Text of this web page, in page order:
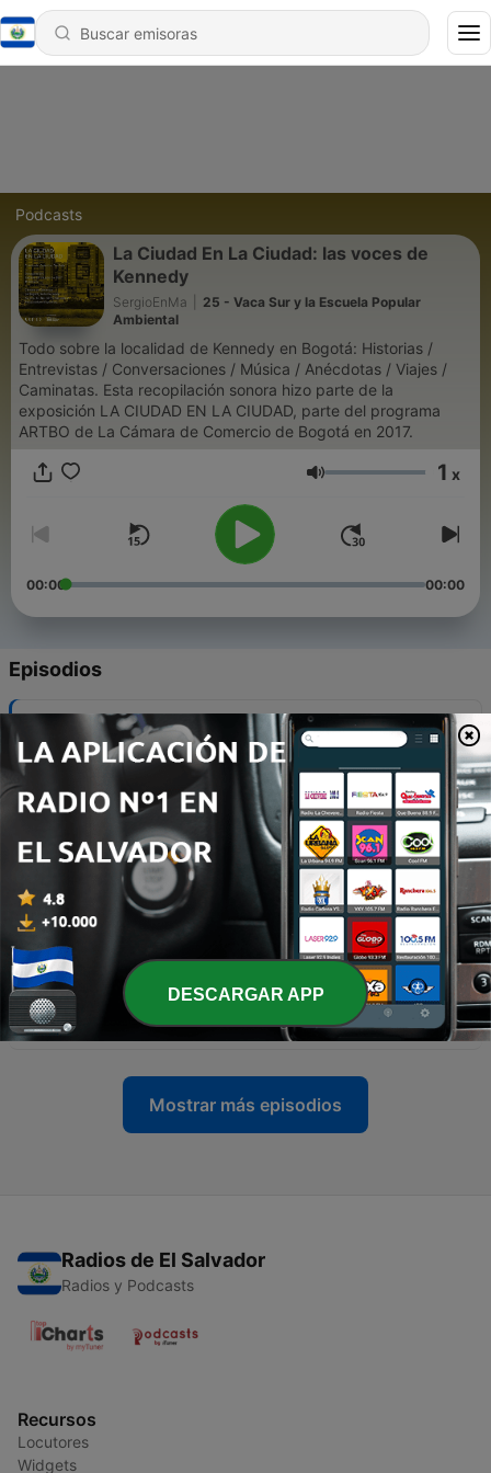
Podcasts
La Ciudad En La Ciudad: las voces de
Kennedy
SergioEnMa
25 - Vaca Sur y la Escuela Popular
Ambiental
Todo sobre la localidad de Kennedy en Bogotá: Historias /
Entrevistas / Conversaciones / Música / Anécdotas / Viajes /
Caminatas. Esta recopilación sonora hizo parte de la
exposición LA CIUDAD EN LA CIUDAD, parte del programa
ARTBO de La Cámara de Comercio de Bogotá en 2017.
Volumen 1 x
00:00 00:00
Episodios
Vaca Sur y la Escuela Popular Ambiental
27 jun. 2017
24 - Dora, la mamá de La Vaca (4)
27 jun. 2017
23 - Dora, la mamá de La Vaca (3)
27 jun. 2017
22 - Dora, la mamá de La Vaca (2)
27 jun. 2017
21 - Dora, la mamá de La Vaca
27 jun. 2017
Mostrar más episodios
Radios de El Salvador
Radios y Podcasts
Recursos
Locutores
Widgets
DESCARGAR APP